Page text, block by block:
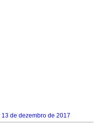
de dezembro de 2017